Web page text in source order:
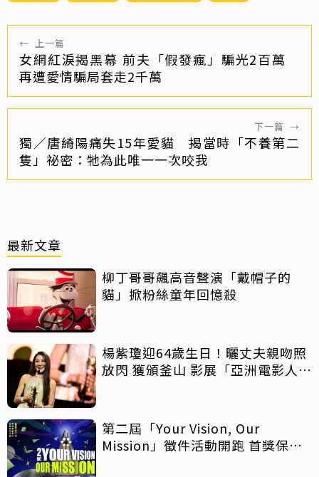
← 上一篇
女網紅淚揭黑幕 前夫「假發瘋」騙光2百萬
再遭愛情騙局套走2千萬
下一篇 →
獨／唐綺陽痛失15年愛貓 揭當時「不養第二
隻」祕密：牠為此唯一一次咬我
最新文章
柳丁哥哥飆高音聲演「戴帽子的
貓」掀粉絲童年回憶殺
楊紫瓊迎64歲生日！曬丈夫親吻照
放閃 獲頒釜山 影展「亞洲電影人
第二屆「Your Vision, Our
Mission」徵件活動開跑 首獎保證